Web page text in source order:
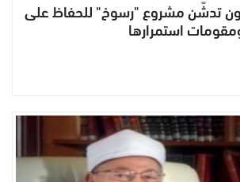
تدشّن مشروع "رسوخ" للحفاظ على
استمرارها